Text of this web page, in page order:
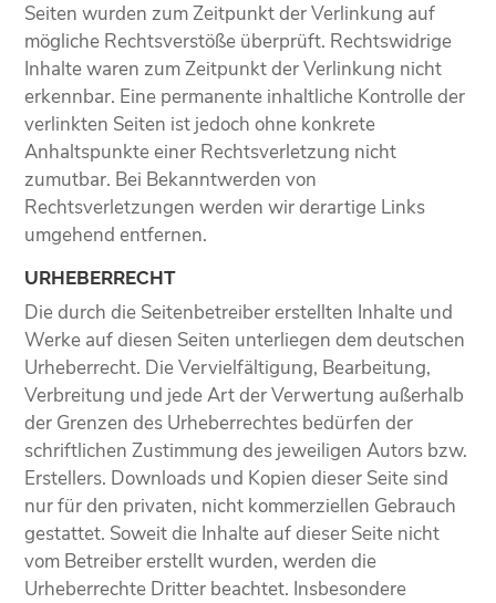
Seiten wurden zum Zeitpunkt der Verlinkung auf
mögliche Rechtsverstöße überprüft. Rechtswidrige
Inhalte waren zum Zeitpunkt der Verlinkung nicht
erkennbar. Eine permanente inhaltliche Kontrolle der
verlinkten Seiten ist jedoch ohne konkrete
Anhaltspunkte einer Rechtsverletzung nicht
zumutbar. Bei Bekanntwerden von
Rechtsverletzungen werden wir derartige Links
umgehend entfernen.
URHEBERRECHT
Die durch die Seitenbetreiber erstellten Inhalte und
Werke auf diesen Seiten unterliegen dem deutschen
Urheberrecht. Die Vervielfältigung, Bearbeitung,
Verbreitung und jede Art der Verwertung außerhalb
der Grenzen des Urheberrechtes bedürfen der
schriftlichen Zustimmung des jeweiligen Autors bzw.
Erstellers. Downloads und Kopien dieser Seite sind
nur für den privaten, nicht kommerziellen Gebrauch
gestattet. Soweit die Inhalte auf dieser Seite nicht
vom Betreiber erstellt wurden, werden die
Urheberrechte Dritter beachtet. Insbesondere